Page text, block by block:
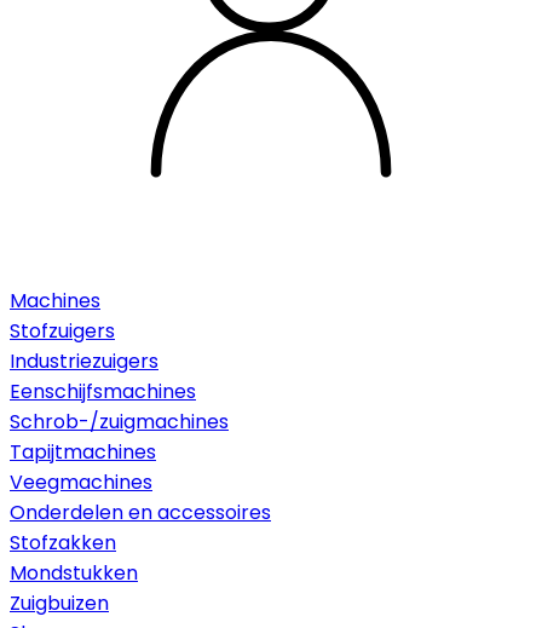
Machines
Stofzuigers
Industriezuigers
Eenschijfsmachines
Schrob-/zuigmachines
Tapijtmachines
Veegmachines
Onderdelen en accessoires
Stofzakken
Mondstukken
Zuigbuizen